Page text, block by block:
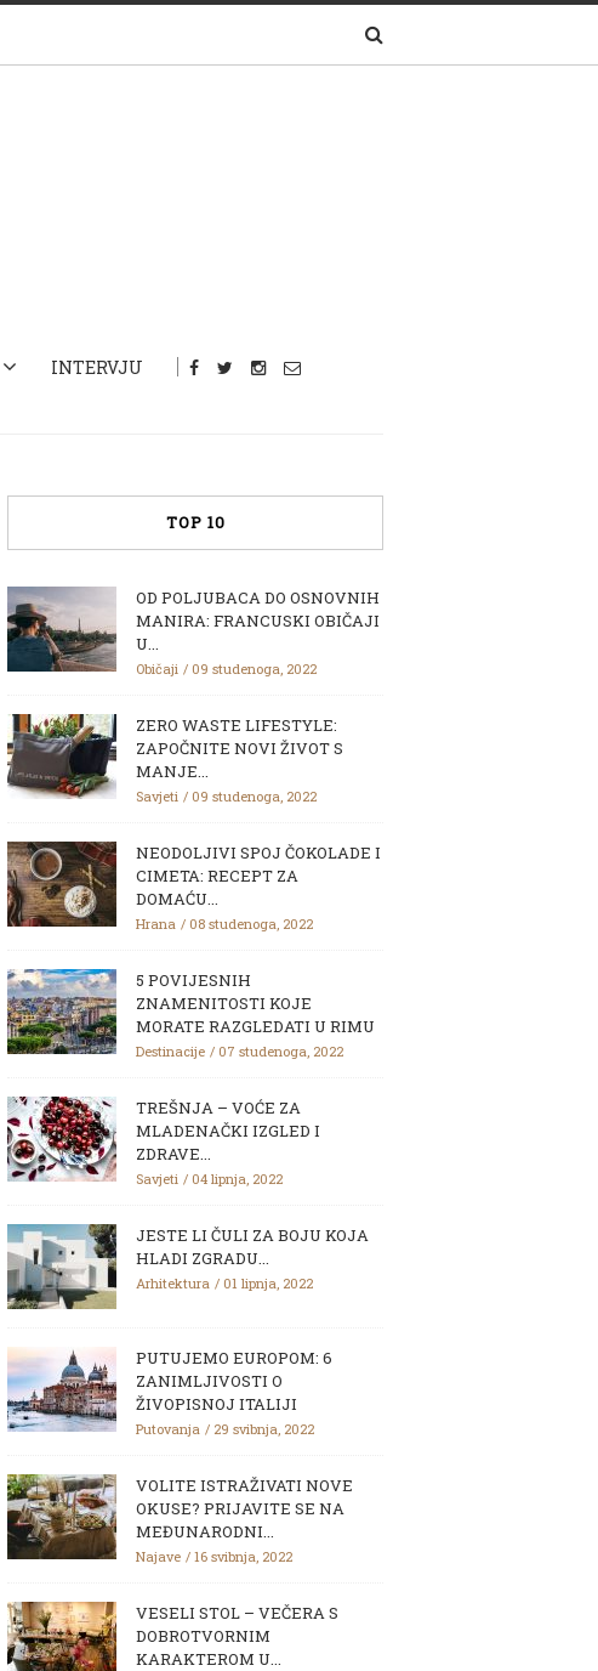
INTERVJU
TOP 10
OD POLJUBACA DO OSNOVNIH
MANIRA: FRANCUSKI OBIČAJI
U...
Običaji 09 studenoga, 2022
ZERO WASTE LIFESTYLE:
ZAPOČNITE NOVI ŽIVOT S
MANJE...
Savjeti 09 studenoga, 2022
NEODOLJIVI SPOJ ČOKOLADE I
CIMETA: RECEPT ZA
DOMAĆU...
Hrana 08 studenoga, 2022
5 POVIJESNIH
ZNAMENITOSTI KOJE
MORATE RAZGLEDATI U RIMU
Destinacije 07 studenoga, 2022
TREŠNJA – VOĆE ZA
MLADENAČKI IZGLED I
ZDRAVE...
Savjeti 04 lipnja, 2022
JESTE LI ČULI ZA BOJU KOJA
HLADI ZGRADU...
Arhitektura 01 lipnja, 2022
PUTUJEMO EUROPOM: 6
ZANIMLJIVOSTI O
ŽIVOPISNOJ ITALIJI
Putovanja 29 svibnja, 2022
VOLITE ISTRAŽIVATI NOVE
OKUSE? PRIJAVITE SE NA
MEĐUNARODNI...
Najave 16 svibnja, 2022
VESELI STOL – VEČERA S
DOBROTVORNIM
KARAKTEROM U...